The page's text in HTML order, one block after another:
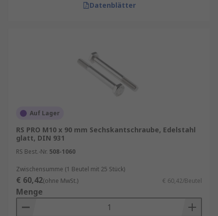
Datenblätter
Auf Lager
RS PRO M10 x 90 mm Sechskantschraube, Edelstahl
glatt, DIN 931
RS Best.-Nr. 508-1060
Zwischensumme (1 Beutel mit 25 Stück)
€ 60,42(ohne MwSt.) € 60,42/Beutel
Menge